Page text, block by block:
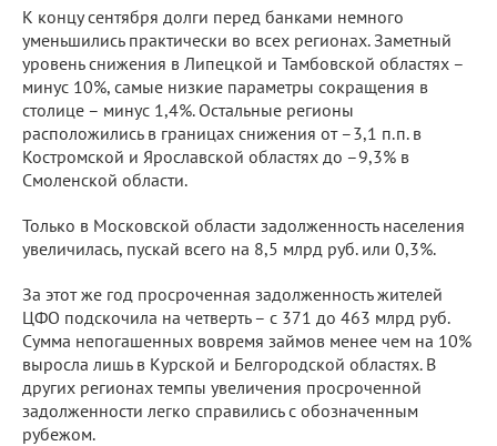
К концу сентября долги перед банками немного
уменьшились практически во всех регионах. Заметный
уровень снижения в Липецкой и Тамбовской областях –
минус 10%, самые низкие параметры сокращения в
столице – минус 1,4%. Остальные регионы
расположились в границах снижения от –3,1 п.п. в
Костромской и Ярославской областях до –9,3% в
Смоленской области.
Только в Московской области задолженность населения
увеличилась, пускай всего на 8,5 млрд руб. или 0,3%.
За этот же год просроченная задолженность жителей
ЦФО подскочила на четверть – с 371 до 463 млрд руб.
Сумма непогашенных вовремя займов менее чем на 10%
выросла лишь в Курской и Белгородской областях. В
других регионах темпы увеличения просроченной
задолженности легко справились с обозначенным
рубежом.